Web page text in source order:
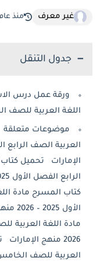
غير معرف منذ
جدول التنقل
ورقة عمل درس
اللغة العربية للصف
موضوعات متعلقة
الإمارات تحميل
كتاب المسرح مادة
2026 منهج